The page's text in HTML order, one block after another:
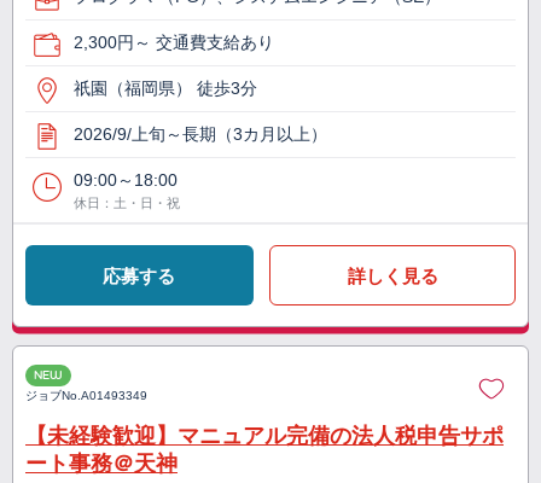
2,300円～ 交通費支給あり
祇園（福岡県） 徒歩3分
2026/9/上旬～長期（3カ月以上）
09:00～18:00
休日：土・日・祝
応募する 詳しく見る
NEW
ジョブNo.A01493349
【未経験歓迎】マニュアル完備の法人税申告サポ
ート事務＠天神